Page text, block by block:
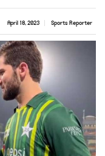
Sports Reporter
April 18, 2023